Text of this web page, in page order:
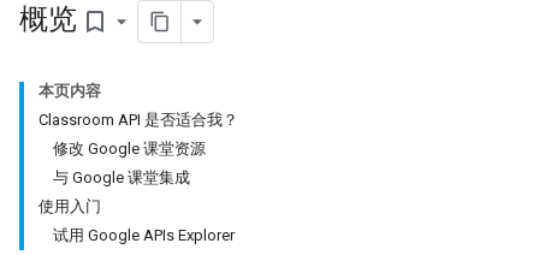
概览 bookmark_border
本页内容
Classroom API 是否适合我？
修改 Google 课堂资源
与 Google 课堂集成
使用入门
试用 Google APIs Explorer